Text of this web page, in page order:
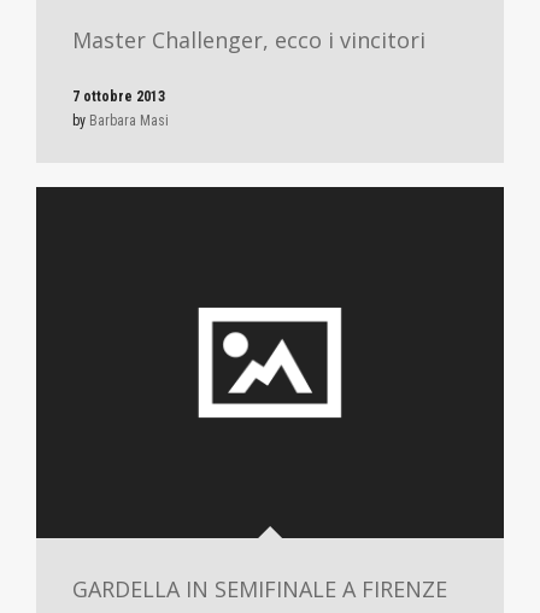
Master Challenger, ecco i vincitori
7 ottobre 2013
by Barbara Masi
GARDELLA IN SEMIFINALE A FIRENZE